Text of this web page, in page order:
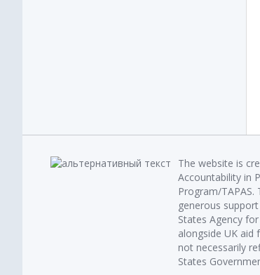
The website is
Accountability in
Program/TAPAS.
generous
States Agency
alongside UK
not necessarily
States